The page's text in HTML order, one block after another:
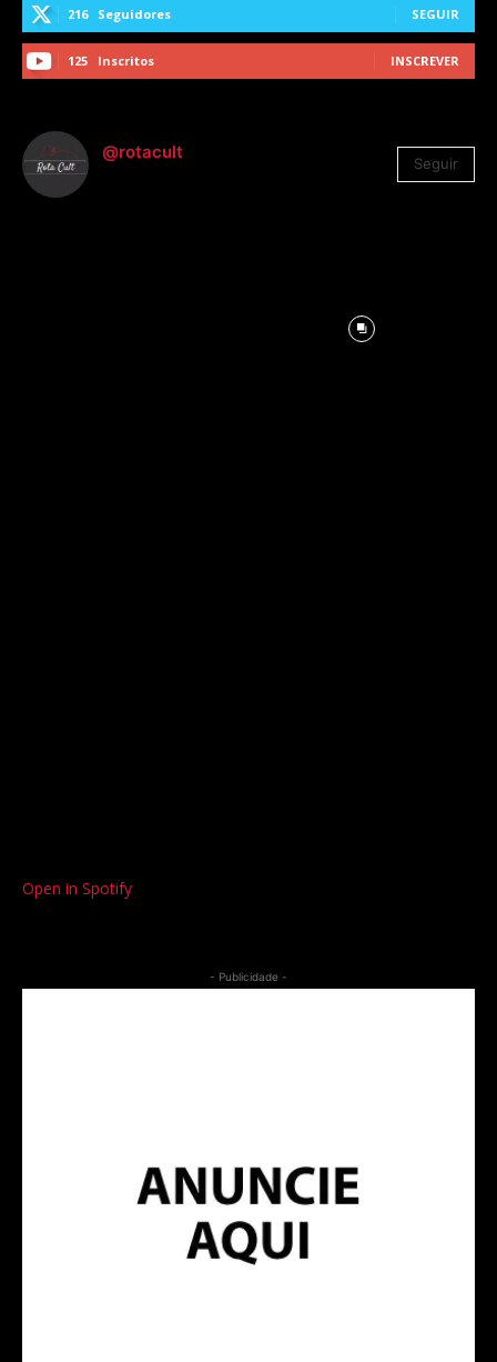
216 Seguidores SEGUIR
125 Inscritos INSCREVER
@rotacult
Seguir
Open in Spotify
- Publicidade -